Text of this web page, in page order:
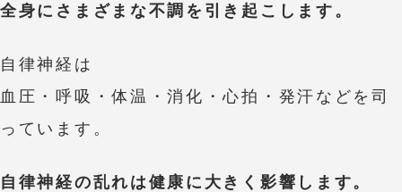
全身にさまざまな不調を引き起こします。
自律神経は
血圧・呼吸・体温・消化・心拍・発汗などを司
っています。
自律神経の乱れは健康に大きく影響します。